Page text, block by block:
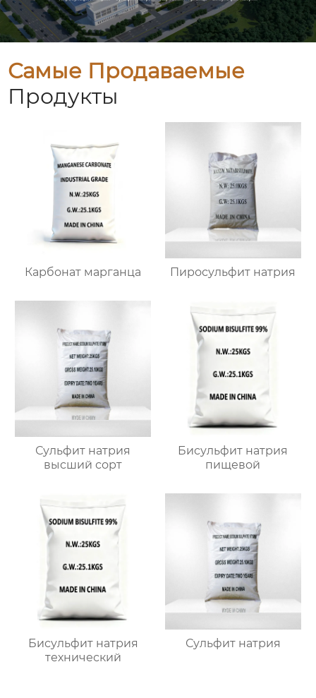
Самые Продаваемые
Продукты
Карбонат марганца Пиросульфит натрия
Сульфит натрия
высший сорт
Бисульфит натрия
пищевой
Бисульфит натрия
технический
Сульфит натрия